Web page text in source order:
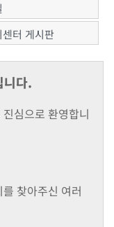
터 게시판
니다.
심으로 환영합니
찾아주신 여러